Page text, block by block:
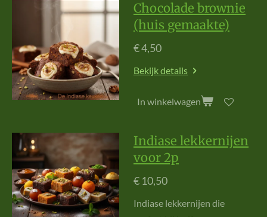
Chocolade brownie
(huis gemaakte)
€ 4,50
Bekijk details
In winkelwagen
Indiase lekkernijen
voor 2p
€ 10,50
Indiase lekkernijen die